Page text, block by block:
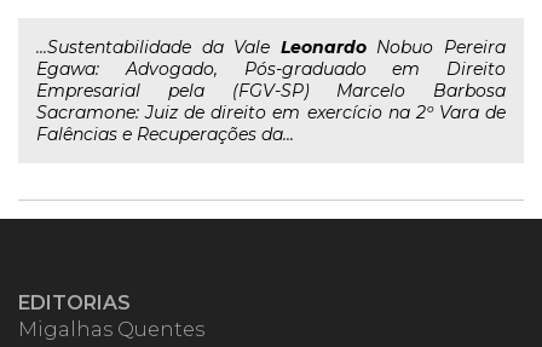
...Sustentabilidade da Vale LeonardoNobuo Pereira
Egawa: Advogado, Pós-graduado em Direito
Empresarial pela (FGV-SP) Marcelo Barbosa
Sacramone: Juiz de direito em exercício na 2º Vara de
Falências e Recuperações da...
EDITORIAS
Migalhas Quentes